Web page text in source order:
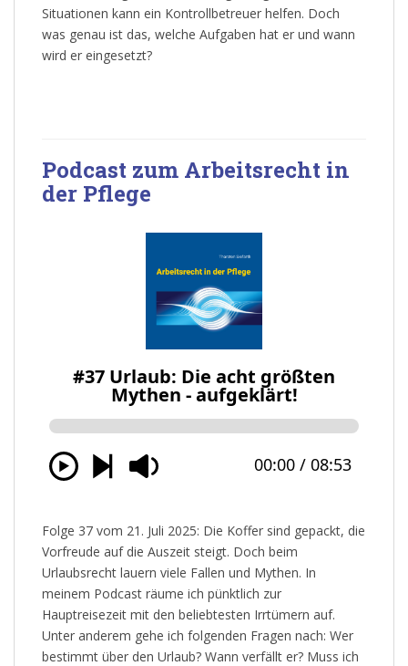
Situationen kann ein Kontrollbetreuer helfen. Doch
was genau ist das, welche Aufgaben hat er und wann
wird er eingesetzt?
Podcast zum Arbeitsrecht in
der Pflege
Folge 37 vom 21. Juli 2025: Die Koffer sind gepackt, die
Vorfreude auf die Auszeit steigt. Doch beim
Urlaubsrecht lauern viele Fallen und Mythen. In
meinem Podcast räume ich pünktlich zur
Hauptreisezeit mit den beliebtesten Irrtümern auf.
Unter anderem gehe ich folgenden Fragen nach: Wer
bestimmt über den Urlaub? Wann verfällt er? Muss ich